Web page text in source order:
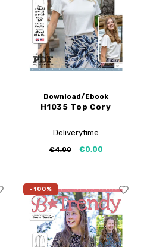
Download/Ebook
H1035 Top Cory
Deliverytime
€4,00 €0,00
-100%